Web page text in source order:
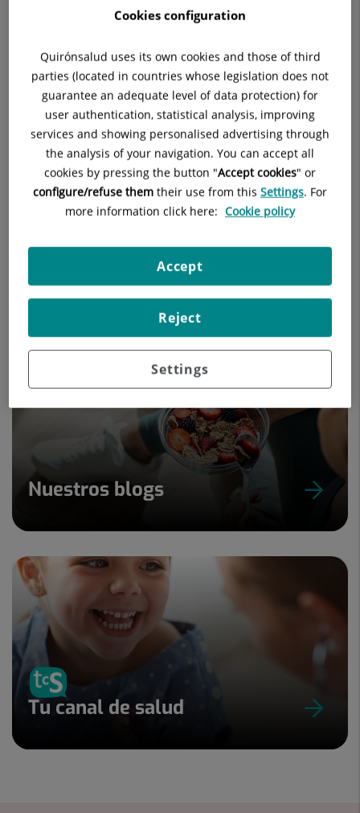
Descripción Equipo Médico Consultas
Generalmente la valoración geriátrica exhaustiva se realiza en
nuestras consultas externas. La valoración inicial dura
alrededor de una hora. Las consultas de revisión son también
cada paciente reciba toda la información necesaria para
mejorar su estado físico y mental.
Nuestros blogs
Tu canal de salud
Cookies configuration
Quirónsalud uses its own cookies and those of third
parties (located in countries whose legislation does not
guarantee an adequate level of data protection) for
user authentication, statistical analysis, improving
services and showing personalised advertising through
the analysis of your navigation. You can accept all
cookies by pressing the button "Accept cookies" or
configure/refuse them their use from this Settings. For
more information click here: Cookie policy
Settings
Reject
Accept